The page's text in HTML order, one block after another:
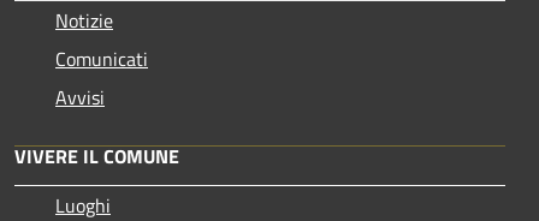
Notizie
Comunicati
Avvisi
VIVERE IL COMUNE
Luoghi